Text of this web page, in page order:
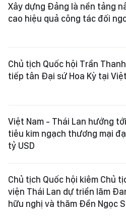
Xây dựng Đảng là nền tảng
cao hiệu quả công tác đối
Chủ tịch Quốc hội Trần
tiếp tân Đại sứ Hoa Kỳ tại
Việt Nam - Thái Lan hướng
tiêu kim ngạch thương mại
tỷ USD
Chủ tịch Quốc hội kiêm Chủ
viện Thái Lan dự triển lãm
hữu nghị và thăm Đền Ngọc